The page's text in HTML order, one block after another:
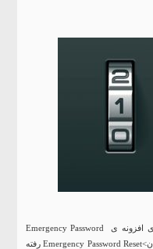
اولین کاری که باید انجام دهید نصب و راه اندازی افزونه ی Emergency Password
Reset میباشد. پس از فعال سازی افزونه به کاربران>Emergency Password Reset رفته